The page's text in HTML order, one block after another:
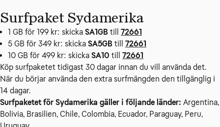
Surfpaket Sydamerika
1 GB för 199 kr: skicka SA1GB till 72661
5 GB för 349 kr: skicka SA5GB till 72661
10 GB för 499 kr: skicka SA10 till 72661
Köp surfpaketet tidigast 30 dagar innan du vill använda det.
När du börjar använda den extra surfmängden den tillgänglig i
14 dagar.
Surfpaketet för Sydamerika gäller i följande länder: Argentina,
Bolivia, Brasilien, Chile, Colombia, Ecuador, Paraguay, Peru,